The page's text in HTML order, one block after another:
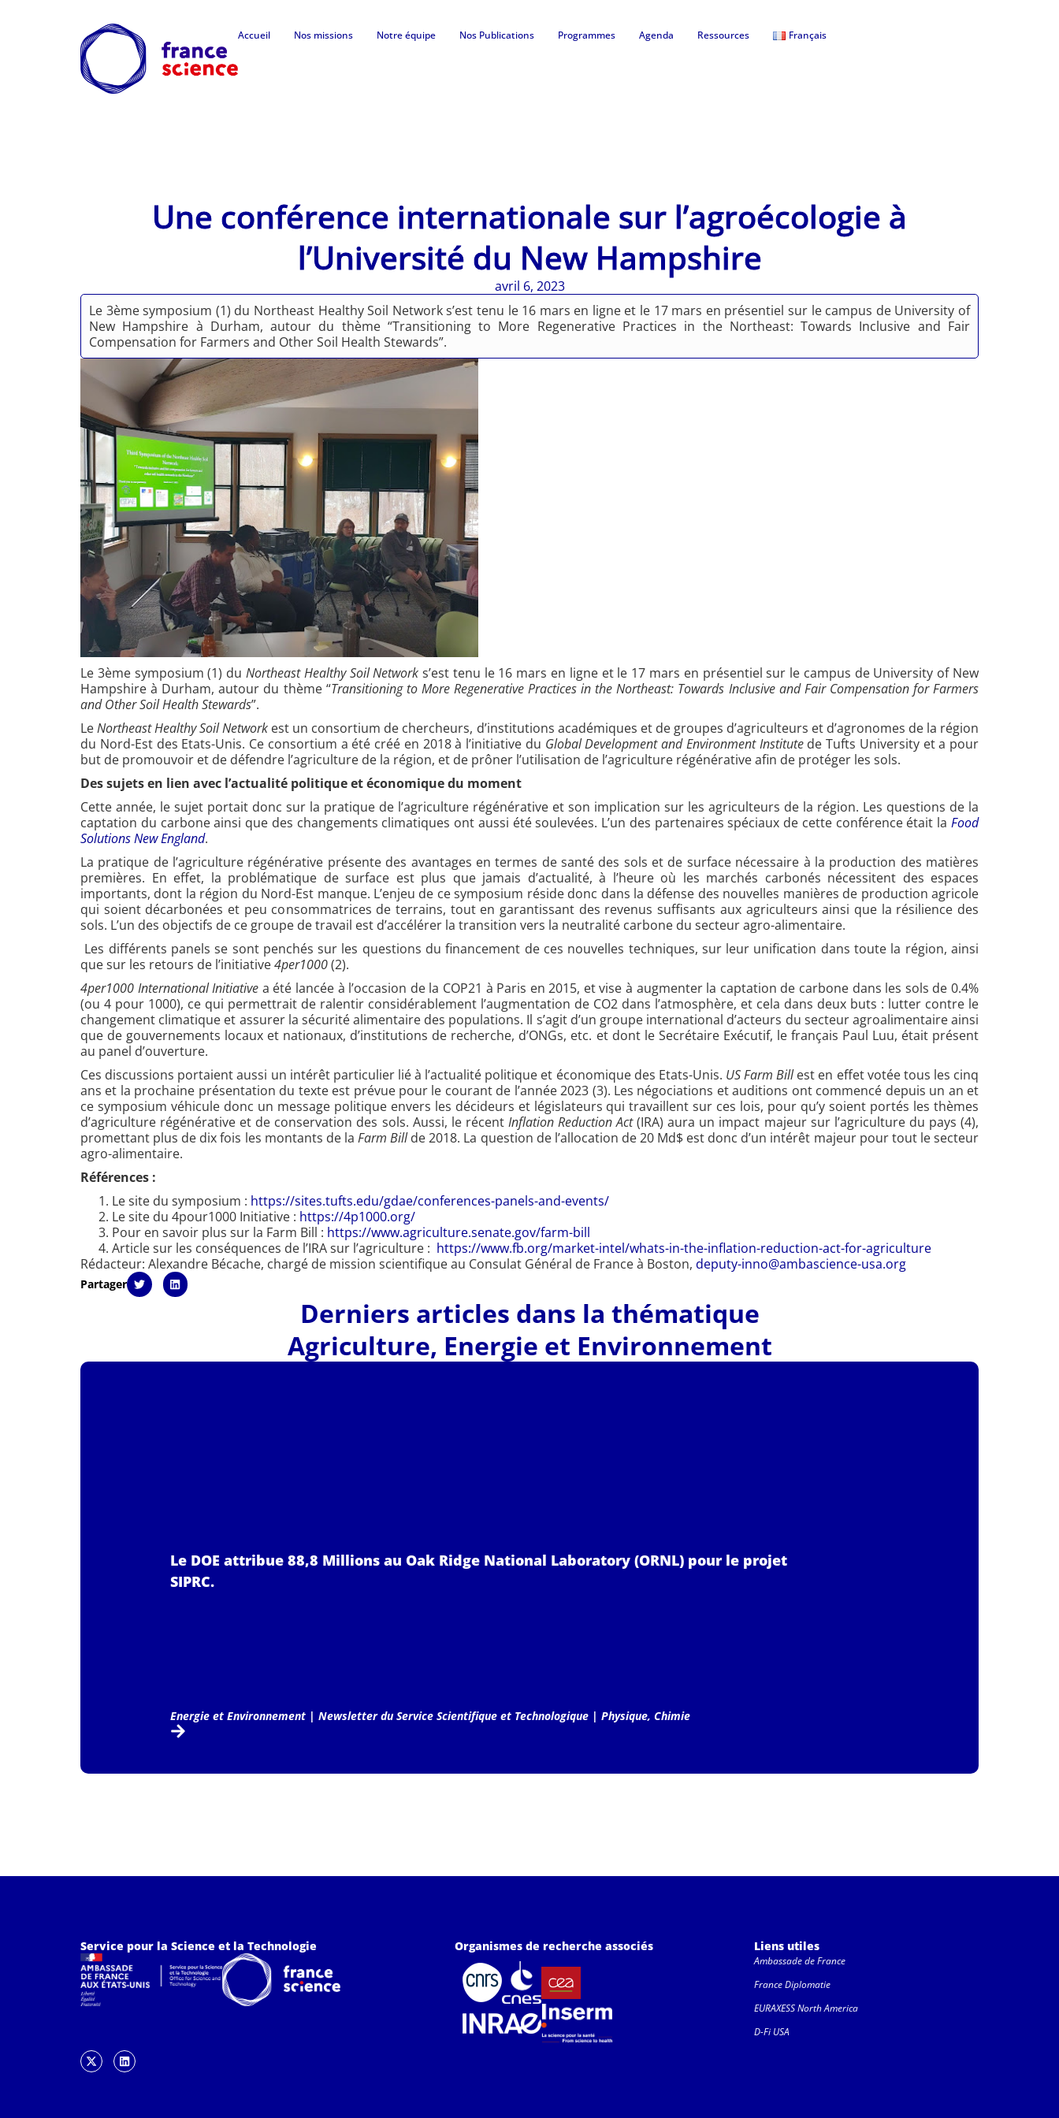
Accueil Nos missions Notre équipe Nos Publications Programmes Agenda Ressources Français
Une conférence internationale sur l’agroécologie à
l’Université du New Hampshire
avril 6, 2023
Le 3ème symposium (1) du Northeast Healthy Soil Network s’est tenu le 16 mars en ligne et le 17 mars en présentiel sur le campus de University of
New Hampshire à Durham, autour du thème “Transitioning to More Regenerative Practices in the Northeast: Towards Inclusive and Fair
Compensation for Farmers and Other Soil Health Stewards”.
Le 3ème symposium (1) du Northeast Healthy Soil Networks’est tenu le 16 mars en ligne et le 17 mars en présentiel sur le campus de University of New
Hampshire à Durham, autour du thème “Transitioning to More Regenerative Practices in the Northeast: Towards Inclusive and Fair Compensation for Farmers
and Other Soil Health Stewards”.
LeNortheast Healthy Soil Network est un consortium de chercheurs, d’institutions académiques et de groupes d’agriculteurs et d’agronomes de la région
du Nord-Est des Etats-Unis. Ce consortium a été créé en 2018 à l’initiative du Global Development and Environment Institute de Tufts University et a pour
but de promouvoir et de défendre l’agriculture de la région, et de prôner l’utilisation de l’agriculture régénérative afin de protéger les sols.
Des sujets en lien avec l’actualité politique et économique du moment
Cette année, le sujet portait donc sur la pratique de l’agriculture régénérative et son implication sur les agriculteurs de la région. Les questions de la
captation du carbone ainsi que des changements climatiques ont aussi été soulevées. L’un des partenaires spéciaux de cette conférence était la Food
Solutions New England.
La pratique de l’agriculture régénérative présente des avantages en termes de santé des sols et de surface nécessaire à la production des matières
premières. En effet, la problématique de surface est plus que jamais d’actualité, à l’heure où les marchés carbonés nécessitent des espaces
importants, dont la région du Nord-Est manque. L’enjeu de ce symposium réside donc dans la défense des nouvelles manières de production agricole
qui soient décarbonées et peu consommatrices de terrains, tout en garantissant des revenus suffisants aux agriculteurs ainsi que la résilience des
sols. L’un des objectifs de ce groupe de travail est d’accélérer la transition vers la neutralité carbone du secteur agro-alimentaire.
Les différents panels se sont penchés sur les questions du financement de ces nouvelles techniques, sur leur unification dans toute la région, ainsi
que sur les retours de l’initiative4per1000(2).
4per1000 International Initiative a été lancée à l’occasion de la COP21 à Paris en 2015, et vise à augmenter la captation de carbone dans les sols de 0.4%
(ou 4 pour 1000), ce qui permettrait de ralentir considérablement l’augmentation de CO2 dans l’atmosphère, et cela dans deux buts : lutter contre le
changement climatique et assurer la sécurité alimentaire des populations. Il s’agit d’un groupe international d’acteurs du secteur agroalimentaire ainsi
que de gouvernements locaux et nationaux, d’institutions de recherche, d’ONGs, etc. et dont le Secrétaire Exécutif, le français Paul Luu, était présent
au panel d’ouverture.
Ces discussions portaient aussi un intérêt particulier lié à l’actualité politique et économique des Etats-Unis. US Farm Billest en effet votée tous les cinq
ans et la prochaine présentation du texte est prévue pour le courant de l’année 2023 (3). Les négociations et auditions ont commencé depuis un an et
ce symposium véhicule donc un message politique envers les décideurs et législateurs qui travaillent sur ces lois, pour qu’y soient portés les thèmes
d’agriculture régénérative et de conservation des sols. Aussi, le récent Inflation Reduction Act(IRA) aura un impact majeur sur l’agriculture du pays (4),
promettant plus de dix fois les montants de la Farm Billde 2018. La question de l’allocation de 20 Md$ est donc d’un intérêt majeur pour tout le secteur
agro-alimentaire.
Références :
Le site du symposium : https://sites.tufts.edu/gdae/conferences-panels-and-events/
Le site du 4pour1000 Initiative : https://4p1000.org/
Pour en savoir plus sur la Farm Bill : https://www.agriculture.senate.gov/farm-bill
Article sur les conséquences de l’IRA sur l’agriculture : https://www.fb.org/market-intel/whats-in-the-inflation-reduction-act-for-agriculture
Rédacteur: Alexandre Bécache, chargé de mission scientifique au Consulat Général de France à Boston, deputy-inno@ambascience-usa.org
Partager
Derniers articles dans la thématique
Agriculture, Energie et Environnement
Le DOE attribue 88,8 Millions au Oak Ridge National Laboratory (ORNL) pour le projet
SIPRC.
Energie et Environnement | Newsletter du Service Scientifique et Technologique | Physique, Chimie
Service pour la Science et la Technologie Organismes de recherche associés Liens utiles
Ambassade de France
France Diplomatie
EURAXESS North America
D-Fi USA